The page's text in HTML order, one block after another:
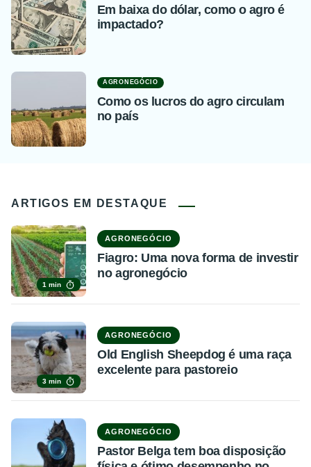
Em baixa do dólar, como o agro é
impactado?
AGRONEGÓCIO
Como os lucros do agro circulam
no país
ARTIGOS EM DESTAQUE
1 min
AGRONEGÓCIO
Fiagro: Uma nova forma de investir
no agronegócio
3 min
AGRONEGÓCIO
Old English Sheepdog é uma raça
excelente para pastoreio
AGRONEGÓCIO
Pastor Belga tem boa disposição